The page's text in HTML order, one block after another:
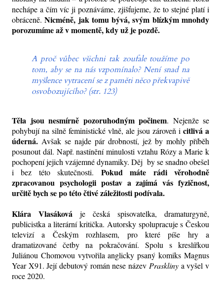
nechápe a čím víc ji poznáváme, zjišťujeme, že to stejné platí i
obráceně.Nicméně, jak tomu bývá, svým blízkým mnohdy
porozumíme až v momentě, kdy už je pozdě.
A proč vůbec všichni tak zoufale toužíme po
tom, aby se na nás vzpomínalo? Není snad na
myšlence vytracení se z paměti něco překvapivě
osvobozujícího? (str. 123)
Těla jsou nesmírně pozoruhodným počinem. Nejenže se
pohybují na silně feministické vlně, ale jsou zároveň i citlivá a
úderná. Avšak se najde pár drobností, jež by mohly příběh
posunout dál. Např. nastínění minulosti vztahu Rózy a Marie k
pochopení jejich vzájemné dynamiky. Děj by se snadno obešel
i bez této skutečnosti. Pokud máte rádi věrohodně
zpracovanou psychologii postav a zajímá vás fyzičnost,
určitě bych se po této čtivé záležitosti podívala.
Klára Vlasáková je česká spisovatelka, dramaturgyně,
publicistka a literární kritička. Autorsky spolupracuje s Českou
televizí a Českým rozhlasem, pro které píše hry a
dramatizované četby na pokračování. Spolu s kreslířkou
Juliánou Chomovou vytvořila anglicky psaný komiks Magnus
Year X91. Její debutový román nese název Prasklinya vyšel v
roce 2020.